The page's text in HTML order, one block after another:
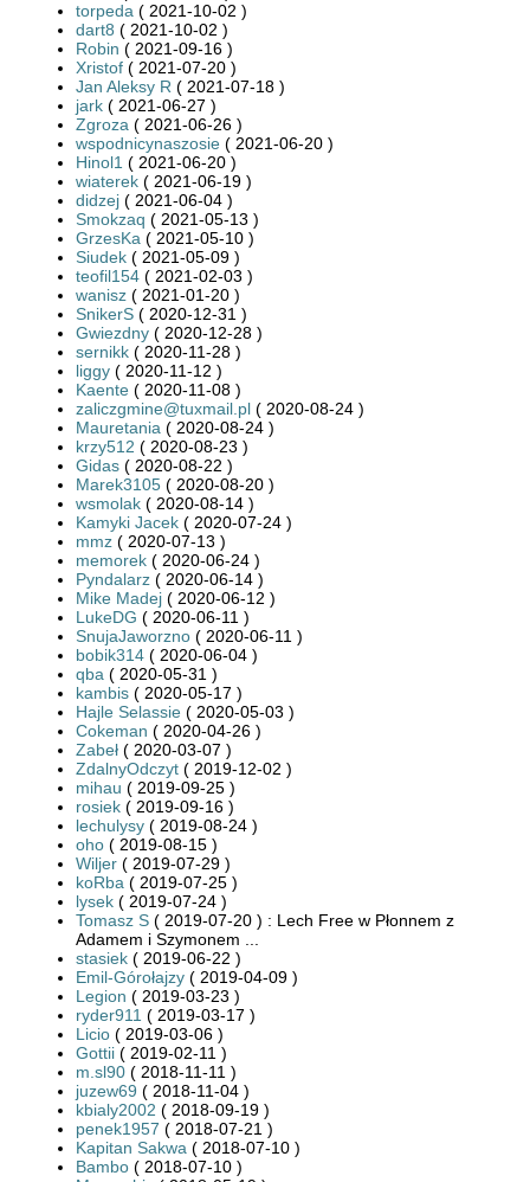
torpeda ( 2021-10-02 )
dart8 ( 2021-10-02 )
Robin ( 2021-09-16 )
Xristof ( 2021-07-20 )
Jan Aleksy R ( 2021-07-18 )
jark ( 2021-06-27 )
Zgroza ( 2021-06-26 )
wspodnicynaszosie ( 2021-06-20 )
Hinol1 ( 2021-06-20 )
wiaterek ( 2021-06-19 )
didzej ( 2021-06-04 )
Smokzaq ( 2021-05-13 )
GrzesKa ( 2021-05-10 )
Siudek ( 2021-05-09 )
teofil154 ( 2021-02-03 )
wanisz ( 2021-01-20 )
SnikerS ( 2020-12-31 )
Gwiezdny ( 2020-12-28 )
sernikk ( 2020-11-28 )
liggy ( 2020-11-12 )
Kaente ( 2020-11-08 )
zaliczgmine@tuxmail.pl ( 2020-08-24 )
Mauretania ( 2020-08-24 )
krzy512 ( 2020-08-23 )
Gidas ( 2020-08-22 )
Marek3105 ( 2020-08-20 )
wsmolak ( 2020-08-14 )
Kamyki Jacek ( 2020-07-24 )
mmz ( 2020-07-13 )
memorek ( 2020-06-24 )
Pyndalarz ( 2020-06-14 )
Mike Madej ( 2020-06-12 )
LukeDG ( 2020-06-11 )
SnujaJaworzno ( 2020-06-11 )
bobik314 ( 2020-06-04 )
qba ( 2020-05-31 )
kambis ( 2020-05-17 )
Hajle Selassie ( 2020-05-03 )
Cokeman ( 2020-04-26 )
Zabeł ( 2020-03-07 )
ZdalnyOdczyt ( 2019-12-02 )
mihau ( 2019-09-25 )
rosiek ( 2019-09-16 )
lechulysy ( 2019-08-24 )
oho ( 2019-08-15 )
Wiljer ( 2019-07-29 )
koRba ( 2019-07-25 )
lysek ( 2019-07-24 )
Tomasz S ( 2019-07-20 ) : Lech Free w Płonnem z
Adamem i Szymonem ...
stasiek ( 2019-06-22 )
Emil-Górołajzy ( 2019-04-09 )
Legion ( 2019-03-23 )
ryder911 ( 2019-03-17 )
Licio ( 2019-03-06 )
Gottii ( 2019-02-11 )
m.sl90 ( 2018-11-11 )
juzew69 ( 2018-11-04 )
kbialy2002 ( 2018-09-19 )
penek1957 ( 2018-07-21 )
Kapitan Sakwa ( 2018-07-10 )
Bambo ( 2018-07-10 )